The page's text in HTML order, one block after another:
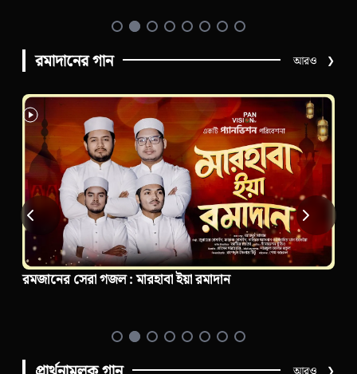
রমাদানের গান আরও ❯
রমজানের সেরা গজল : মারহাবা ইয়া রমাদান
আরও ❯